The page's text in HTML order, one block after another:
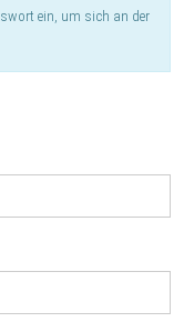
ein, um sich an der